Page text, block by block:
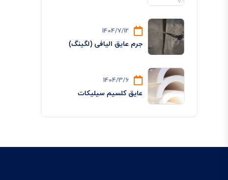
1404/7/12
جرم عایق الیافی (لگینگ)
1404/3/6
عایق کلسیم سیلیکات